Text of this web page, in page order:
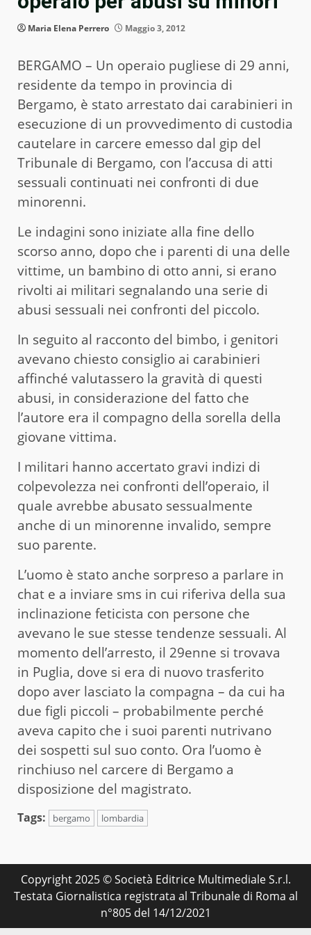
Maria Elena Perrero Maggio 3, 2012
BERGAMO – Un operaio pugliese di 29 anni,
residente da tempo in provincia di
Bergamo, è stato arrestato dai carabinieri in
esecuzione di un provvedimento di custodia
cautelare in carcere emesso dal gip del
Tribunale di Bergamo, con l’accusa di atti
sessuali continuati nei confronti di due
minorenni.
Le indagini sono iniziate alla fine dello
scorso anno, dopo che i parenti di una delle
vittime, un bambino di otto anni, si erano
rivolti ai militari segnalando una serie di
abusi sessuali nei confronti del piccolo.
In seguito al racconto del bimbo, i genitori
avevano chiesto consiglio ai carabinieri
affinché valutassero la gravità di questi
abusi, in considerazione del fatto che
l’autore era il compagno della sorella della
giovane vittima.
I militari hanno accertato gravi indizi di
colpevolezza nei confronti dell’operaio, il
quale avrebbe abusato sessualmente
anche di un minorenne invalido, sempre
suo parente.
L’uomo è stato anche sorpreso a parlare in
chat e a inviare sms in cui riferiva della sua
inclinazione feticista con persone che
avevano le sue stesse tendenze sessuali. Al
momento dell’arresto, il 29enne si trovava
in Puglia, dove si era di nuovo trasferito
dopo aver lasciato la compagna – da cui ha
due figli piccoli – probabilmente perché
aveva capito che i suoi parenti nutrivano
dei sospetti sul suo conto. Ora l’uomo è
rinchiuso nel carcere di Bergamo a
disposizione del magistrato.
Tags: bergamo lombardia
Copyright 2025 © Società Editrice Multimediale S.r.l.
Testata Giornalistica registrata al Tribunale di Roma al
n°805 del 14/12/2021